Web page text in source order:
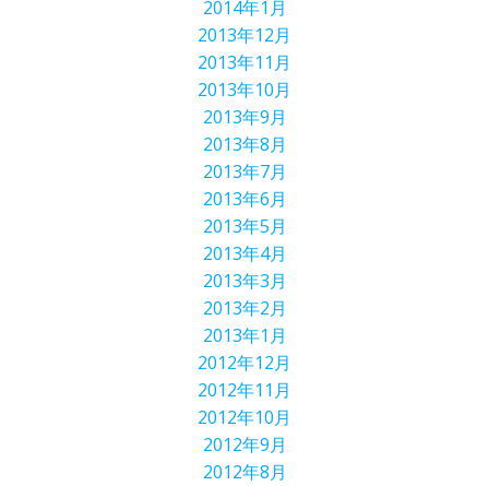
2014年1月
2013年12月
2013年11月
2013年10月
2013年9月
2013年8月
2013年7月
2013年6月
2013年5月
2013年4月
2013年3月
2013年2月
2013年1月
2012年12月
2012年11月
2012年10月
2012年9月
2012年8月